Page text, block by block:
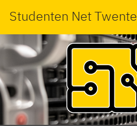
Studenten Net Twente